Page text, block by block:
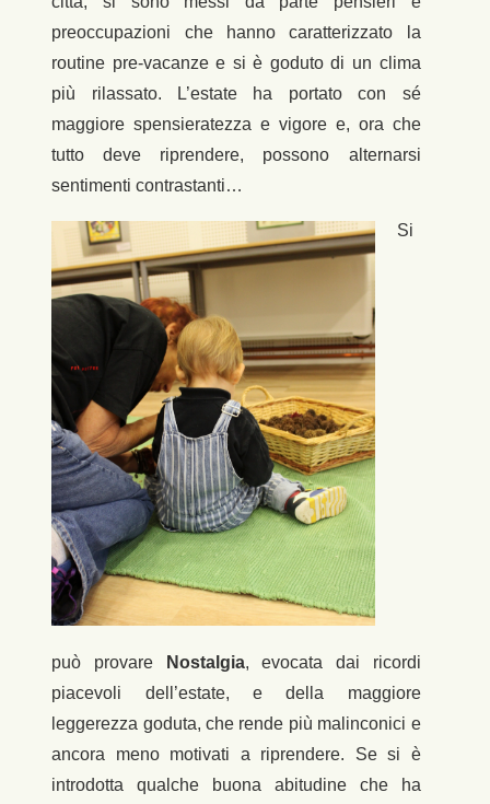
preoccupazioni che hanno caratterizzato la
routine pre-vacanze e si è goduto di un clima
più rilassato. L’estate ha portato con sé
maggiore spensieratezza e vigore e, ora che
tutto deve riprendere, possono alternarsi
sentimenti contrastanti…
Si
può provare Nostalgia, evocata dai ricordi
piacevoli dell’estate, e della maggiore
leggerezza goduta, che rende più malinconici e
ancora meno motivati a riprendere. Se si è
introdotta qualche buona abitudine che ha